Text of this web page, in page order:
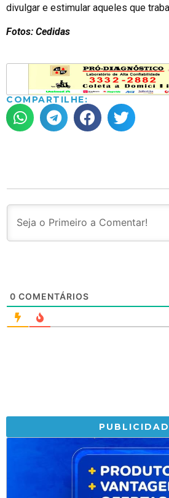
divulgar e estimular aqueles que
Fotos: Cedidas
COMPARTILHE:
0 COMENTÁRIOS